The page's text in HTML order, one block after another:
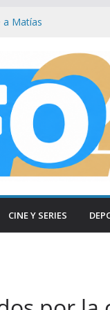
a Matías
Resuena
de EE.
CINE Y SERIES